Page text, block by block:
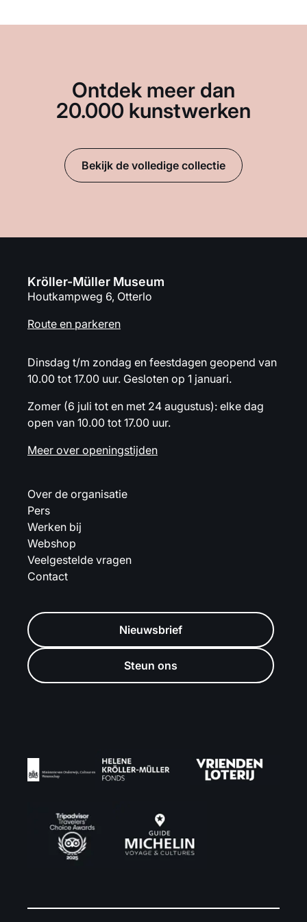
Ontdek meer dan
20.000 kunstwerken
Bekijk de volledige collectie
Kröller-Müller Museum
Houtkampweg 6, Otterlo
Route en parkeren
Dinsdag t/m zondag en feestdagen geopend van
10.00 tot 17.00 uur. Gesloten op 1 januari.
Zomer (6 juli tot en met 24 augustus): elke dag
open van 10.00 tot 17.00 uur.
Meer over openingstijden
Over de organisatie
Pers
Werken bij
Webshop
Veelgestelde vragen
Contact
Nieuwsbrief
Steun ons